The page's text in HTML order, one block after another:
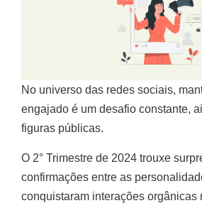
No universo das redes sociais,
engajado é um desafio constante,
figuras públicas.
O 2° Trimestre de 2024 trouxe
confirmações entre as
conquistaram interações orgânicas